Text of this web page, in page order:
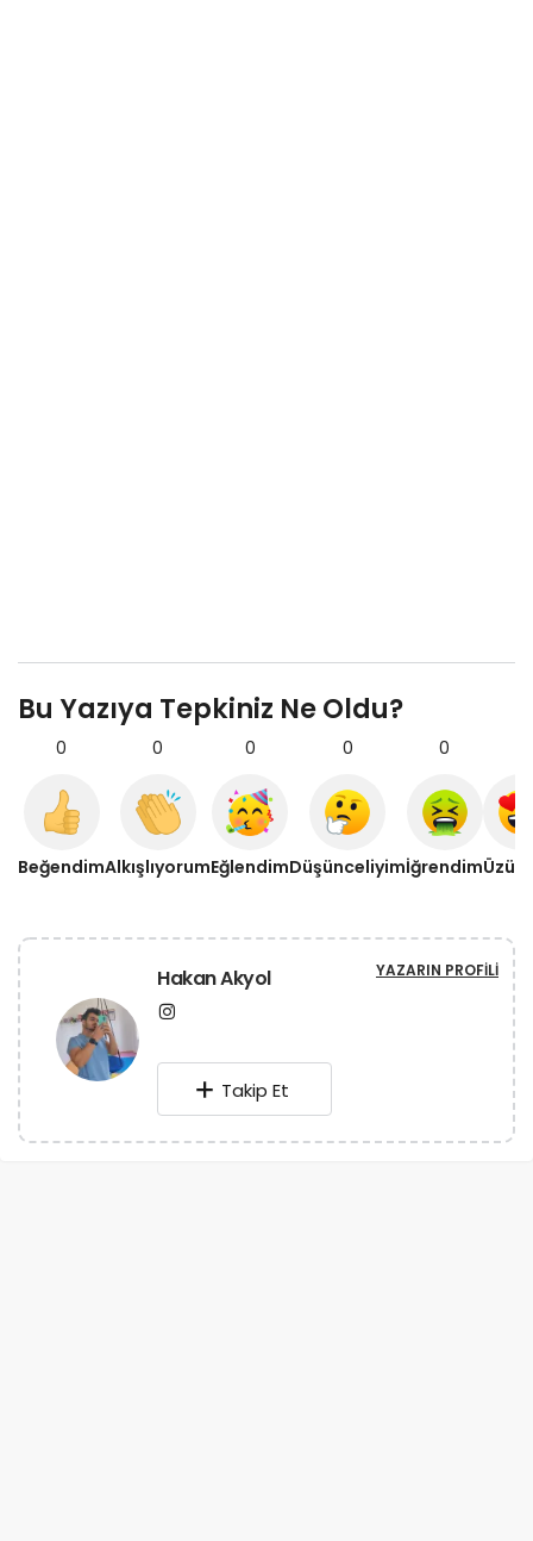
Bu Yazıya Tepkiniz Ne Oldu?
0
Beğendim
0
Alkışlıyorum
0
Eğlendim
0
Düşünceliyim
0
İğrendim
Hakan Akyol YAZARIN PROFILI
Takip Et